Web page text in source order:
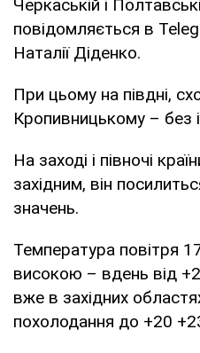
Черкаській і
повідомляється в
Наталії Діденко.
При цьому на півдні,
Кропивницькому – без
На заході і півночі
західним, він
значень.
Температура повітря
високою – вдень від
вже в західних
похолодання до +20